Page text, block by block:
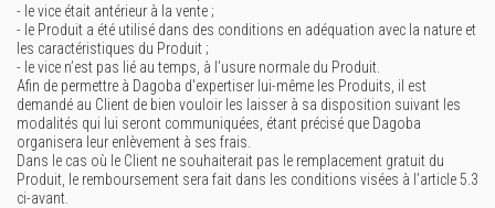
- le vice était antérieur à la vente ;
- le Produit a été utilisé dans des conditions en adéquation avec la nature et
les caractéristiques du Produit ;
- le vice n’est pas lié au temps, à l’usure normale du Produit.
Afin de permettre à Dagoba d'expertiser lui-même les Produits, il est
demandé au Client de bien vouloir les laisser à sa disposition suivant les
modalités qui lui seront communiquées, étant précisé que Dagoba
organisera leur enlèvement à ses frais.
Dans le cas où le Client ne souhaiterait pas le remplacement gratuit du
Produit, le remboursement sera fait dans les conditions visées à l’article 5.3
ci-avant.